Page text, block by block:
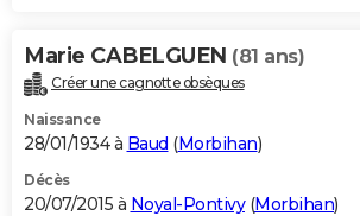
Marie CABELGUEN (81 ans)
Créer une cagnotte obsèques
Naissance
28/01/1934 à Baud (Morbihan)
Décès
20/07/2015 à Noyal-Pontivy(Morbihan)